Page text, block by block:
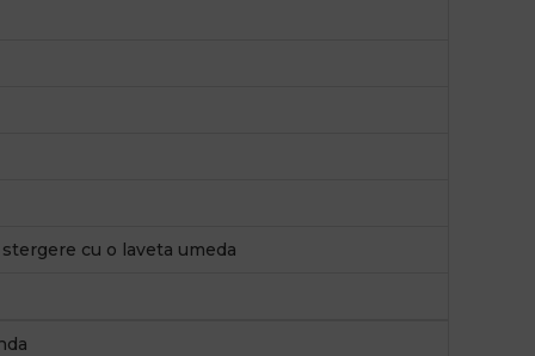
cu o laveta umeda